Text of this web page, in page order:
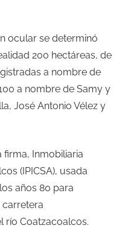
ocular se determinó
200 hectáreas, de
a nombre de
a nombre de Samy y
José Antonio Vélez y
firma, Inmobiliaria
(IPICSA), usada
años 80 para
río Coatzacoalcos.